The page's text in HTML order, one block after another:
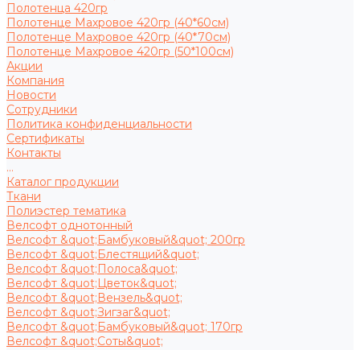
Полотенца 420гр
Полотенце Махровое 420гр (40*60см)
Полотенце Махровое 420гр (40*70см)
Полотенце Махровое 420гр (50*100см)
Акции
Компания
Новости
Сотрудники
Политика конфиденциальности
Сертификаты
Контакты
...
Каталог продукции
Ткани
Полиэстер тематика
Велсофт однотонный
Велсофт &quot;Бамбуковый&quot; 200гр
Велсофт &quot;Блестящий&quot;
Велсофт &quot;Полоса&quot;
Велсофт &quot;Цветок&quot;
Велсофт &quot;Вензель&quot;
Велсофт &quot;Зигзаг&quot;
Велсофт &quot;Бамбуковый&quot; 170гр
Велсофт &quot;Соты&quot;